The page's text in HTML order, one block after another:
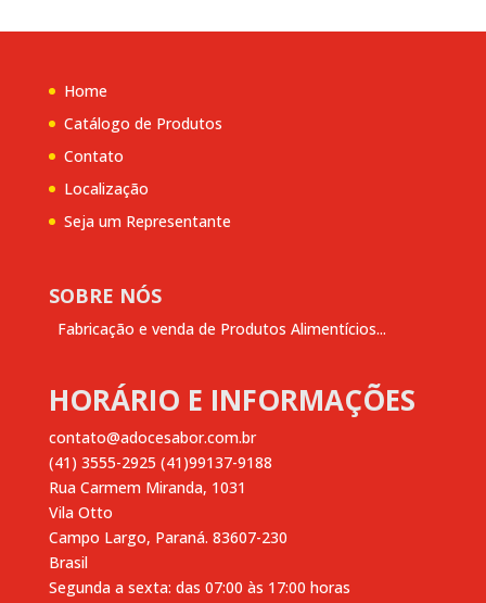
Home
Catálogo de Produtos
Contato
Localização
Seja um Representante
SOBRE NÓS
Fabricação e venda de Produtos Alimentícios...
HORÁRIO E INFORMAÇÕES
contato@adocesabor.com.br
(41) 3555-2925 (41)99137-9188
Rua Carmem Miranda, 1031
Vila Otto
Campo Largo, Paraná. 83607-230
Brasil
Segunda a sexta: das 07:00 às 17:00 horas